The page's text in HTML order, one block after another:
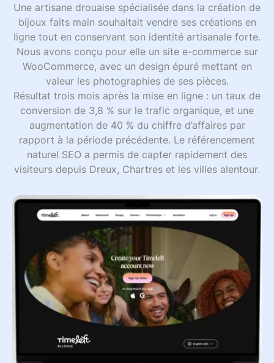
Une artisane drouaise spécialisée dans la création de
bijoux faits main souhaitait vendre ses créations en
ligne tout en conservant son identité artisanale forte.
Nous avons conçu pour elle un site e-commerce sur
WooCommerce, avec un design épuré mettant en
valeur les photographies de ses pièces.
Résultat trois mois après la mise en ligne : un taux de
conversion de 3,8 % sur le trafic organique, et une
augmentation de 40 % du chiffre d’affaires par
rapport à la période précédente. Le référencement
naturel SEO a permis de capter rapidement des
visiteurs depuis Dreux, Chartres et les villes alentour.